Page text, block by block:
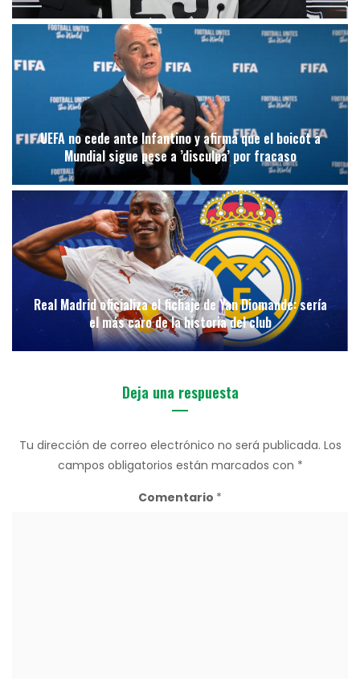
UEFA no cede ante Infantino y afirma que el boicot a
Mundial sigue pese a ’disculpa’ por fracaso
Real Madrid oficializa el fichaje de Yan Diomande: sería
el más caro de la historia del club
Deja una respuesta
Tu dirección de correo electrónico no será publicada. Los
campos obligatorios están marcados con *
Comentario *